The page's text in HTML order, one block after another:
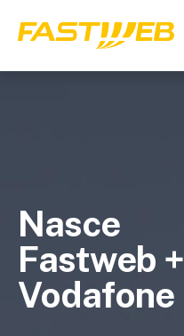
Nasce
Fastweb +
Vodafone